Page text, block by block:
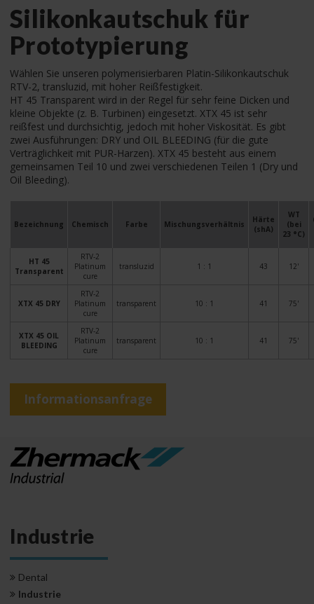
Silikonkautschuk für
Prototypierung
Wählen Sie unseren polymerisierbaren Platin-Silikonkautschuk
RTV-2, transluzid, mit hoher Reißfestigkeit.
HT 45 Transparent wird in der Regel für sehr feine Dicken und
kleine Objekte (z. B. Turbinen) eingesetzt. XTX 45 ist sehr
reißfest und durchsichtig, jedoch mit hoher Viskosität. Es gibt
zwei Ausführungen: DRY und OIL BLEEDING (für die gute
Verträglichkeit mit PUR-Harzen). XTX 45 besteht aus einem
gemeinsamen Teil 10 und zwei verschiedenen Teilen 1 (Dry und
Oil Bleeding).
Bezeichnung Chemisch Farbe Mischungsverhältnis
Härte
(shA)
WT
(bei
23 °C)
HT 45
Transparent
RTV-2
Platinum
cure
transluzid 1 : 1 43 12'
XTX 45 DRY
RTV-2
Platinum
cure
transparent 10 : 1 41 75'
XTX 45 OIL
BLEEDING
RTV-2
Platinum
cure
transparent 10 : 1 41 75'
Informationsanfrage
Industrie
Dental
Industrie